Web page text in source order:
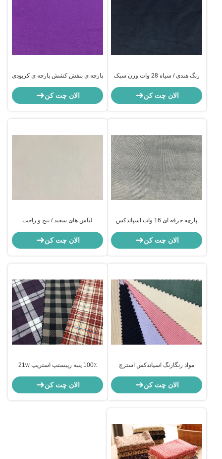
رنگ هندی / سیاه 28 وات وزن سبک
الان چت کن
پارچه ی بنفش کشش پارچه ی کربودی
الان چت کن
پارچه حرفه ای 16 وات اسپاندکس
الان چت کن
لباس های سفید / بیج و راحت
الان چت کن
مواد رنگارنگ اسپاندکس استرچ
الان چت کن
100٪ پنبه ریبستپ استریپ 21w
الان چت کن